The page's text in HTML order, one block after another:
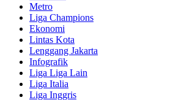
Metro
Liga Champions
Ekonomi
Lintas Kota
Lenggang Jakarta
Infografik
Liga Liga Lain
Liga Italia
Liga Inggris